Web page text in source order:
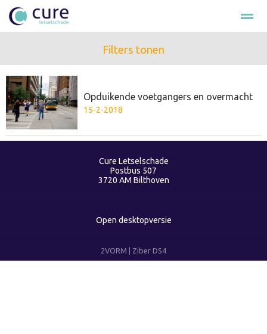
Loonschade Smartengeld
Bellen E-mail Nieuws Zoeken
Filters tonen
Opduikende voetgangers en overmacht
15-2-2018
Cure Letselschade
Postbus 507
3720 AM Bilthoven
Open desktopversie
2VORM | Ziber DS4